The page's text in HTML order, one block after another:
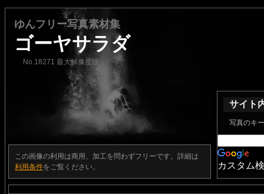
ゆんフリー写真素材集
ゴーヤサラダ
No.18271 最大解像度版
この画像の利用は商用、加工を問わずフリーです。詳細は
利用条件をご覧ください。
サイト
写真のキ
カスタム